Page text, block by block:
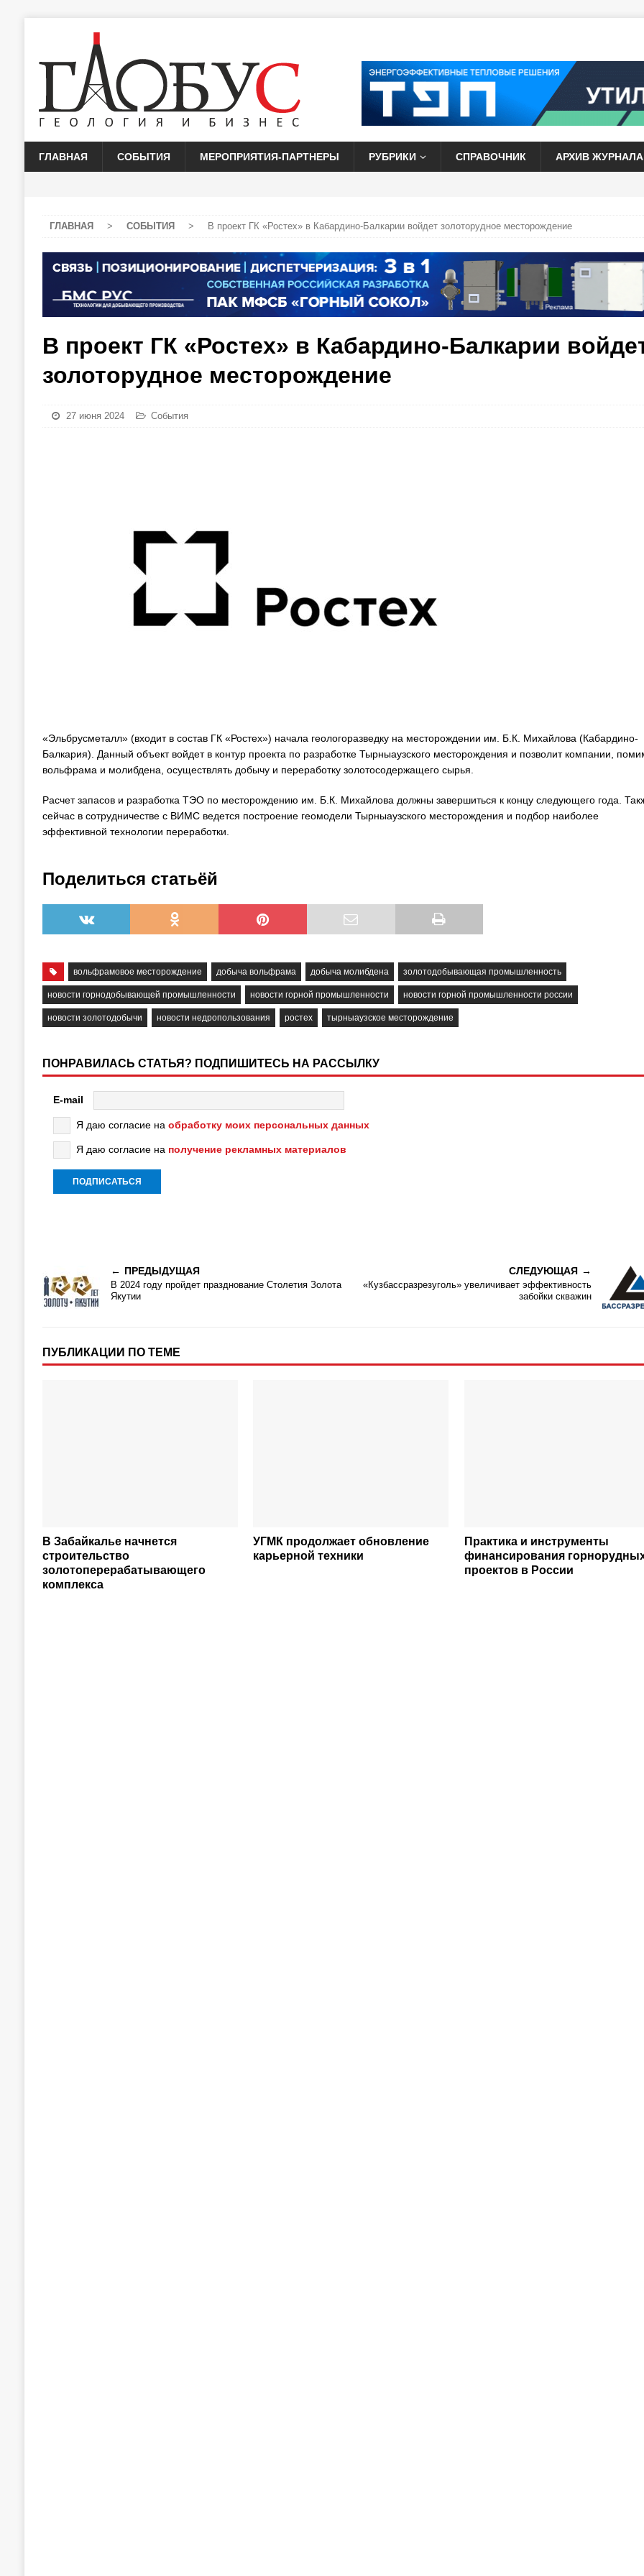
ГЛАВНАЯ СОБЫТИЯ МЕРОПРИЯТИЯ-ПАРТНЕРЫ РУБРИКИ СПРАВОЧНИК АРХИВ ЖУРНАЛА
ГЛАВНАЯ > СОБЫТИЯ > В проект ГК «Ростех» в Кабардино-Балкарии войдет золоторудное месторождение
В проект ГК «Ростех» в Кабардино-Балкарии
золоторудное месторождение
27 июня 2024 События
«Эльбрусметалл» (входит в состав ГК «Ростех») начала геологоразведку на месторождении им. Б.К. Михайлова (Кабардино-
Балкария). Данный объект войдет в контур проекта по разработке Тырныаузского месторождения и позволит компании,
вольфрама и молибдена, осуществлять добычу и переработку золотосодержащего сырья.
Расчет запасов и разработка ТЭО по месторождению им. Б.К. Михайлова должны завершиться к концу следующего года.
сейчас в сотрудничестве с ВИМС ведется построение геомодели Тырныаузского месторождения и подбор наиболее
эффективной технологии переработки.
Поделиться статьёй
вольфрамовое месторождение добыча вольфрама добыча молибдена золотодобывающая промышленность
новости горнодобывающей промышленности новости горной промышленности новости горной промышленности россии
новости золотодобычи новости недропользования ростех тырныаузское месторождение
ПОНРАВИЛАСЬ СТАТЬЯ? ПОДПИШИТЕСЬ НА РАССЫЛКУ
E-mail
Я даю согласие на обработку моих персональных данных
Я даю согласие на получение рекламных материалов
ПРЕДЫДУЩАЯ
В 2024 году пройдет празднование Столетия Золота
Якутии
СЛЕДУЮЩАЯ
«Кузбассразрезуголь» увеличивает эффективность
забойки скважин
ПУБЛИКАЦИИ ПО ТЕМЕ
В Забайкалье начнется
строительство
золотоперерабатывающего
комплекса
УГМК продолжает обновление
карьерной техники
Практика и инструменты
финансирования
проектов в России